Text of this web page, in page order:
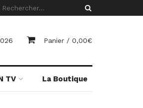
Panier / 0,00€
TV La Boutique